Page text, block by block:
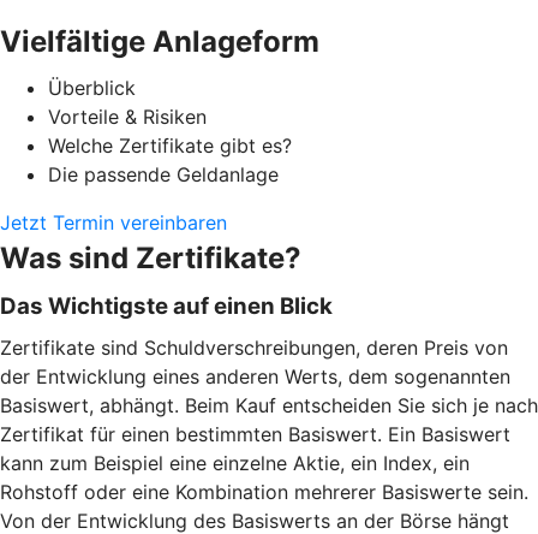
Vielfältige Anlageform
Überblick
Vorteile & Risiken
Welche Zertifikate gibt es?
Die passende Geldanlage
Jetzt Termin vereinbaren
Was sind Zertifikate?
Das Wichtigste auf einen Blick
Zertifikate sind Schuldverschreibungen, deren Preis von
der Entwicklung eines anderen Werts, dem sogenannten
Basiswert, abhängt. Beim Kauf entscheiden Sie sich je nach
Zertifikat für einen bestimmten Basiswert. Ein Basiswert
kann zum Beispiel eine einzelne Aktie, ein Index, ein
Rohstoff oder eine Kombination mehrerer Basiswerte sein.
Von der Entwicklung des Basiswerts an der Börse hängt